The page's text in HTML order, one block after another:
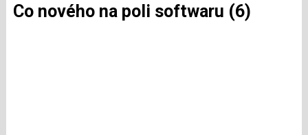
Co nového na poli softwaru (6)